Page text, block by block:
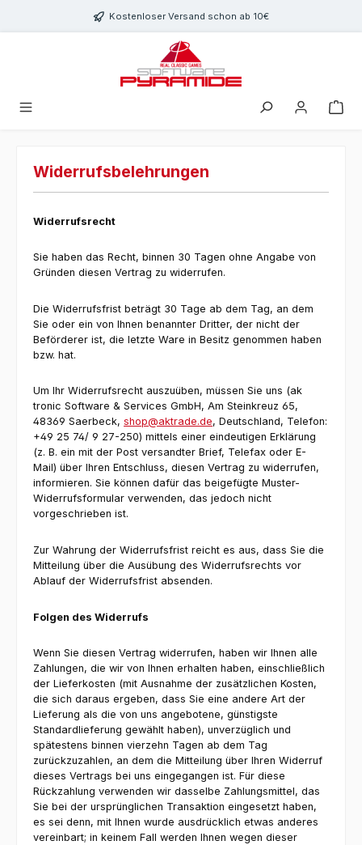
Zum Hauptinhalt springenKostenloser Versand schon ab 10€
Widerrufsbelehrungen
Widerrufsrecht
Sie haben das Recht, binnen 30 Tagen ohne Angabe von
Gründen diesen Vertrag zu widerrufen.
Die Widerrufsfrist beträgt 30 Tage ab dem Tag, an dem
Sie oder ein von Ihnen benannter Dritter, der nicht der
Beförderer ist, die letzte Ware in Besitz genommen haben
bzw. hat.
Um Ihr Widerrufsrecht auszuüben, müssen Sie uns (ak
tronic Software & Services GmbH, Am Steinkreuz 65,
48369 Saerbeck, shop@aktrade.de, Deutschland, Telefon:
+49 25 74/ 9 27-250) mittels einer eindeutigen Erklärung
(z. B. ein mit der Post versandter Brief, Telefax oder E-
Mail) über Ihren Entschluss, diesen Vertrag zu widerrufen,
informieren. Sie können dafür das beigefügte Muster-
Widerrufsformular verwenden, das jedoch nicht
vorgeschrieben ist.
Zur Wahrung der Widerrufsfrist reicht es aus, dass Sie die
Mitteilung über die Ausübung des Widerrufsrechts vor
Ablauf der Widerrufsfrist absenden.
Folgen des Widerrufs
Wenn Sie diesen Vertrag widerrufen, haben wir Ihnen alle
Zahlungen, die wir von Ihnen erhalten haben, einschließlich
der Lieferkosten (mit Ausnahme der zusätzlichen Kosten,
die sich daraus ergeben, dass Sie eine andere Art der
Lieferung als die von uns angebotene, günstigste
Standardlieferung gewählt haben), unverzüglich und
spätestens binnen vierzehn Tagen ab dem Tag
zurückzuzahlen, an dem die Mitteilung über Ihren Widerruf
dieses Vertrags bei uns eingegangen ist. Für diese
Rückzahlung verwenden wir dasselbe Zahlungsmittel, das
Sie bei der ursprünglichen Transaktion eingesetzt haben,
es sei denn, mit Ihnen wurde ausdrücklich etwas anderes
vereinbart; in keinem Fall werden Ihnen wegen dieser